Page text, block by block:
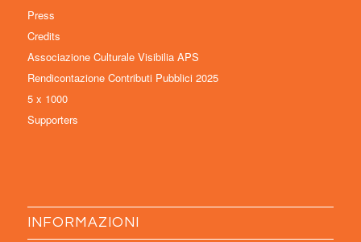
Press
Credits
Associazione Culturale Visibilia APS
Rendicontazione Contributi Pubblici 2025
5 x 1000
Supporters
INFORMAZIONI